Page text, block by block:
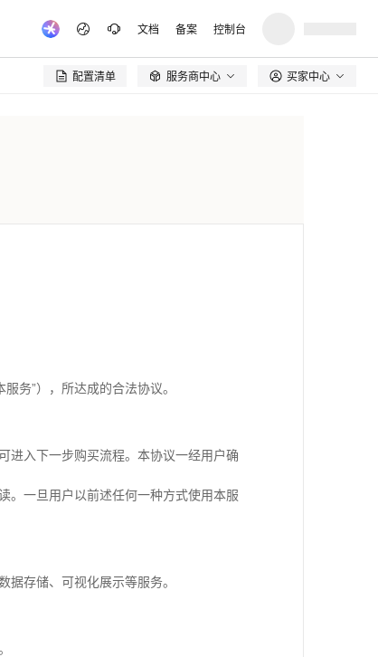
文档 备案 控制台
配置清单  服务商中心 买家中心
务”），所达成的合法协议。
进入下一步购买流程。本协议一经用户确
。一旦用户以前述任何一种方式使用本服
存储、可视化展示等服务。